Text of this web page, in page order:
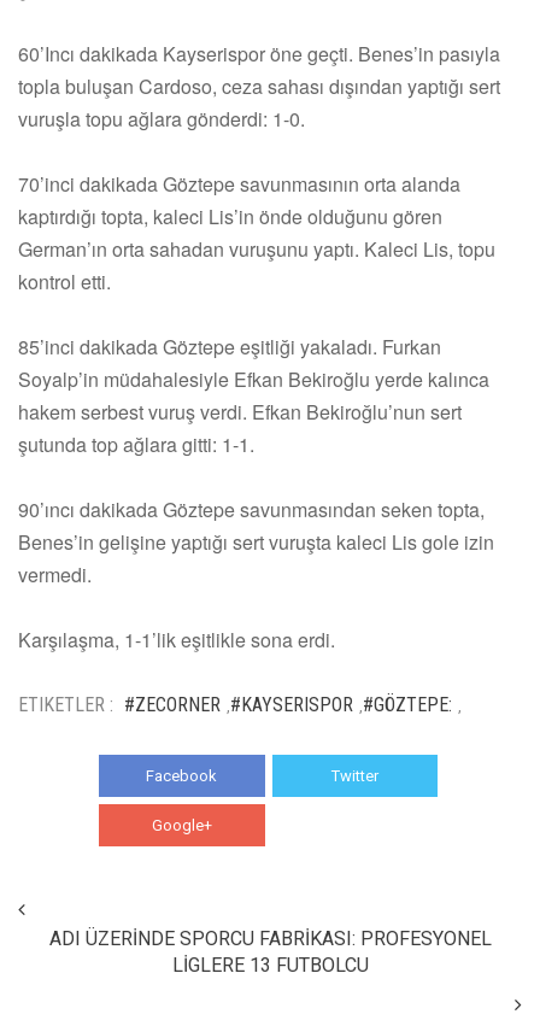
60’Incı dakikada Kayserispor öne geçti. Benes’in pasıyla
topla buluşan Cardoso, ceza sahası dışından yaptığı sert
vuruşla topu ağlara gönderdi: 1-0.
70’inci dakikada Göztepe savunmasının orta alanda
kaptırdığı topta, kaleci Lis’in önde olduğunu gören
German’ın orta sahadan vuruşunu yaptı. Kaleci Lis, topu
kontrol etti.
85’inci dakikada Göztepe eşitliği yakaladı. Furkan
Soyalp’in müdahalesiyle Efkan Bekiroğlu yerde kalınca
hakem serbest vuruş verdi. Efkan Bekiroğlu’nun sert
şutunda top ağlara gitti: 1-1.
90’ıncı dakikada Göztepe savunmasından seken topta,
Benes’in gelişine yaptığı sert vuruşta kaleci Lis gole izin
vermedi.
Karşılaşma, 1-1’lik eşitlikle sona erdi.
ETIKETLER : #ZECORNER #KAYSERISPOR #GÖZTEPE:
Facebook Twitter
Google+
ADI ÜZERİNDE SPORCU FABRİKASI: PROFESYONEL
LİGLERE 13 FUTBOLCU